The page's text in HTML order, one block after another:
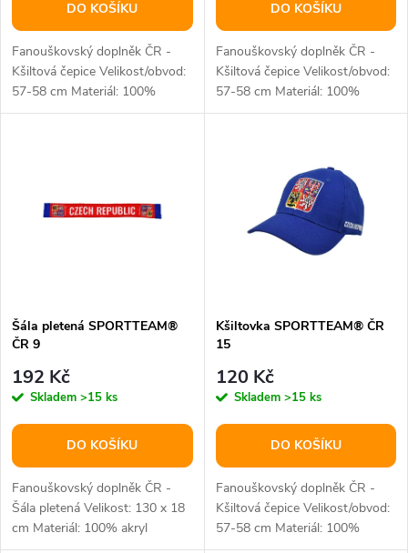
d
u
o
d
u
DO KOŠÍKU
Fanouškovský doplněk ČR -
Kšiltová čepice Velikost/obvod:
57-58 cm Materiál: 100%
bavlna
DO KOŠÍKU
Fanouškovský doplněk ČR -
Kšiltová čepice Velikost/obvod:
57-58 cm Materiál: 100%
bavlna
Šála pletená SPORTTEAM®
ČR 9
192 Kč
Skladem >15 ks
DO KOŠÍKU
Fanouškovský doplněk ČR -
Šála pletená Velikost: 130 x 18
cm Materiál: 100% akryl
Kšiltovka SPORTTEAM® ČR
15
120 Kč
Skladem >15 ks
DO KOŠÍKU
Fanouškovský doplněk ČR -
Kšiltová čepice Velikost/obvod:
57-58 cm Materiál: 100%
bavlna